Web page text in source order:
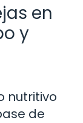
en
y
nutritivo
de